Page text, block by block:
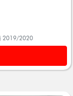
2019/2020